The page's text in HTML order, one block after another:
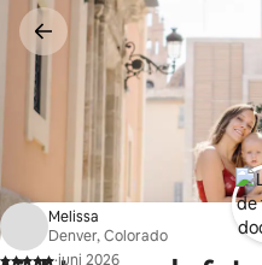
direct
naar
inhoud
Melissa
Denver, Colorado
·juni 2026